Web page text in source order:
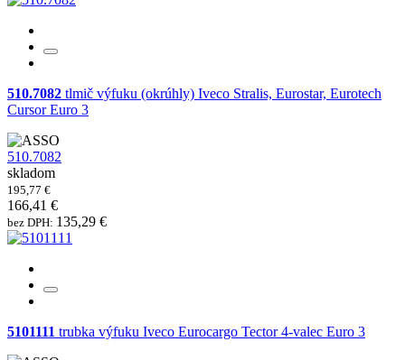
510.7082 tlmič výfuku (okrúhly) Iveco Stralis, Eurostar, Eurotech
Cursor Euro 3
510.7082
skladom
195,77 €
166,41 €
bez DPH: 135,29 €
5101111 trubka výfuku Iveco Eurocargo Tector 4-valec Euro 3